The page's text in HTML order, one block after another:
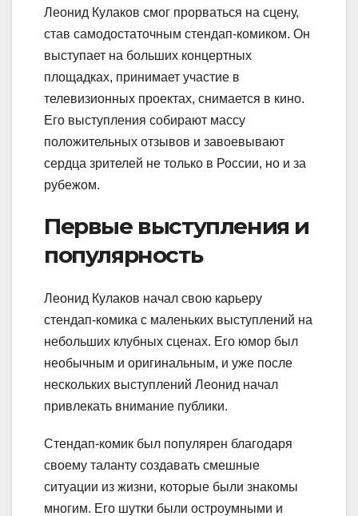
Леонид Кулаков смог прорваться на сцену,
став самодостаточным стендап-комиком. Он
выступает на больших концертных
площадках, принимает участие в
телевизионных проектах, снимается в кино.
Его выступления собирают массу
положительных отзывов и завоевывают
сердца зрителей не только в России, но и за
рубежом.
Первые выступления и
популярность
Леонид Кулаков начал свою карьеру
стендап-комика с маленьких выступлений на
небольших клубных сценах. Его юмор был
необычным и оригинальным, и уже после
нескольких выступлений Леонид начал
привлекать внимание публики.
Стендап-комик был популярен благодаря
своему таланту создавать смешные
ситуации из жизни, которые были знакомы
многим. Его шутки были остроумными и